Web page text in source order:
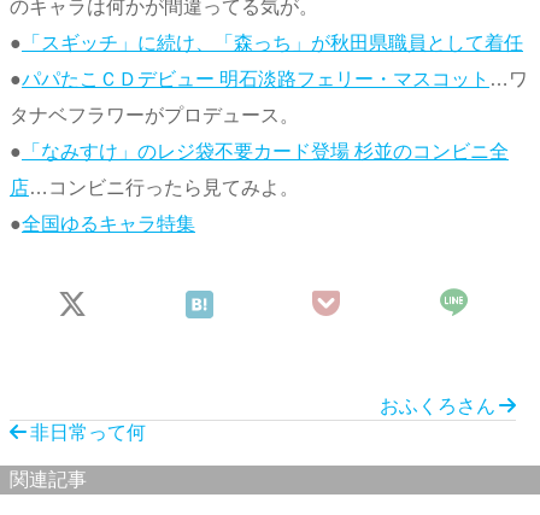
のキャラは何かが間違ってる気が。
● 「スギッチ」に続け、「森っち」が秋田県職員として着任
●パパたこＣＤデビュー 明石淡路フェリー・マスコット …ワ
タナベフラワーがプロデュース。
● 「なみすけ」のレジ袋不要カード登場 杉並のコンビニ全
店…コンビニ行ったら見てみよ。
●全国ゆるキャラ特集
おふくろさん
非日常って何
関連記事